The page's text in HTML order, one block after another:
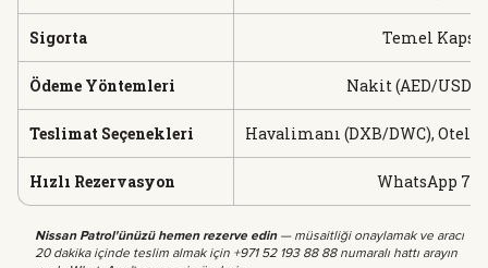
Sigorta Temel
Ödeme Yöntemleri Nakit (AED/USD/
Teslimat Seçenekleri Havalimanı (DXB/DWC),
Hızlı Rezervasyon WhatsApp 7/
Nissan Patrol'ünüzü hemen rezerve edin— müsaitliği onaylamak ve aracı
20 dakika içinde teslim almak için +971 52 193 88 88 numaralı hattı arayın